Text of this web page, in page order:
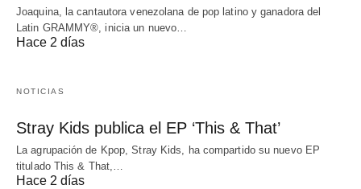
Joaquina, la cantautora venezolana de pop latino y ganadora del
Latin GRAMMY®, inicia un nuevo…
Hace 2 días
NOTICIAS
Stray Kids publica el EP ‘This & That’
La agrupación de Kpop, Stray Kids, ha compartido su nuevo EP
titulado This & That,…
Hace 2 días